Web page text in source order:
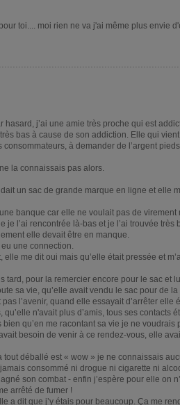
toi.... moi rien ne va j'ai même plus envie
j’ai une amie très proche qui est
bas à cause de son addiction. Elle qui vient
à demander de l’argent
la connaissais pas alors.
un sac de grande marque en ligne et elle
banque car elle ne voulait pas de virement
je l’ai rencontrée là-bas et je l’ai trouvée très
elle devait être en manque.
une connection.
me dit oui mais qu’elle était pressée et
tard, pour la remercier encore pour le sac et
sa vie, qu’elle avait vendu le sac pour de la
l’avenir, quand elle essayait d’arrêter elle
n'avait plus d’amis, tous ses contacts
qu’en me racontant sa vie je ne voudrais
besoin de venir à ce rendez-vous, elle
tout déballé est « wow » je ne connaissais
consommé ni drogue ni cigarette ni
son combat - enfin j’espère pour elle on
arrêté de fumer !
a dit que j’y étais pour beaucoup. Ça me